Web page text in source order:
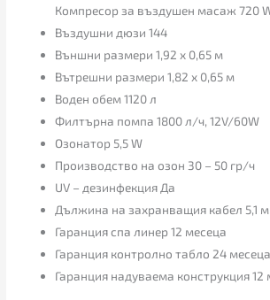
Компресор за въздушен масаж 720
Въздушни дюзи 144
Външни размери 1,92 х 0,65 м
Вътрешни размери 1,82 х 0,65 м
Воден обем 1120 л
Филтърна помпа 1800 л/ч, 12V/60W
Озонатор 5,5 W
Производство на озон 30 – 50 гр/ч
UV – дезинфекция Да
Дължина на захранващия кабел 5,1 м
Гаранция спа линер 12 месеца
Гаранция контролно табло 24 месеца
Гаранция надуваема конструкция 12